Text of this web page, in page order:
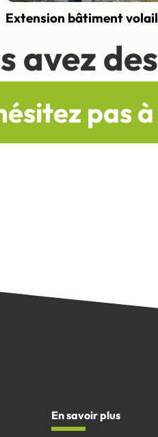
Extension bâtiment
avez
pas
En savoir plus